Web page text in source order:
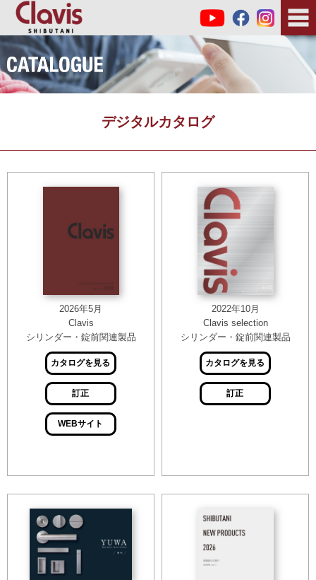
デジタルカタログ
2026年5月
Clavis
シリンダー・錠前関連製品
カタログを見る
訂正
WEBサイト
2022年10月
Clavis selection
シリンダー・錠前関連製品
カタログを見る
訂正